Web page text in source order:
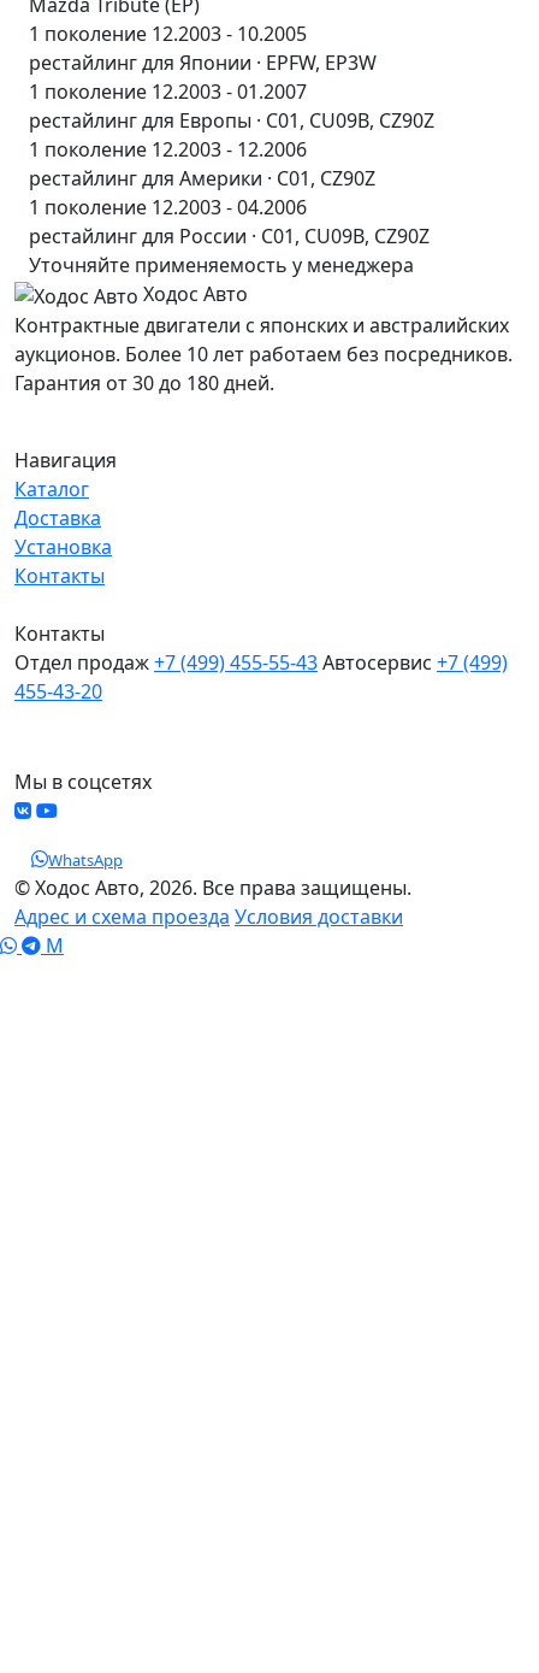
1 поколение 12.2003 - 10.2005
рестайлинг для Японии · EPFW, EP3W
1 поколение 12.2003 - 01.2007
рестайлинг для Европы · C01, CU09B, CZ90Z
1 поколение 12.2003 - 12.2006
рестайлинг для Америки · C01, CZ90Z
1 поколение 12.2003 - 04.2006
рестайлинг для России · C01, CU09B, CZ90Z
Уточняйте применяемость у менеджера
Ходос Авто
Контрактные двигатели с японских и австралийских
аукционов. Более 10 лет работаем без посредников.
Гарантия от 30 до 180 дней.
Навигация
Каталог
Доставка
Установка
Контакты
Контакты
Отдел продаж+7 (499) 455-55-43Автосервис +7 (499)
455-43-20
Мы в соцсетях
WhatsApp
© Ходос Авто, 2026. Все права защищены.
Адрес и схема проезда Условия доставки
M